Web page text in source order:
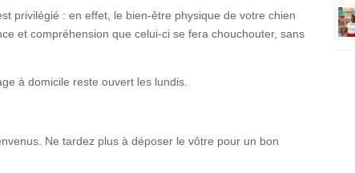
privilégié : en effet, le bien-être physique de votre chien
et compréhension que celui-ci se fera chouchouter, sans
à domicile reste ouvert les lundis.
Ne tardez plus à déposer le vôtre pour un bon